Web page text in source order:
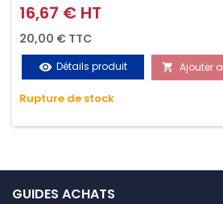
avec crochet S en 2 parties (2.0M +
rapide d'utilisation. Permet d'arrimer et
vos chargements pendant le
très résistante aux UV et aux variations
n'absorbe pas l'eau.
Prix
16,67 € HT
20,00 € TTC
visibility Détails produit  Ajouter
Rupture de stock
GUIDES ACHATS